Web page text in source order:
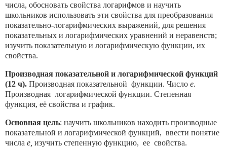
числа, обосновать свойства логарифмов и научить
школьников использовать эти свойства для преобразования
показательно-логарифмических выражений, для решения
показательных и логарифмических уравнений и неравенств;
изучить показательную и логарифмическую функции, их
свойства.
Производная показательной и логарифмической функций
(12 ч). Производная показательной функции. Число е.
Производная логарифмической функции. Степенная
функция, её свойства и график.
Основная цель: научить школьников находить производные
показательной и логарифмической функций, ввести понятие
числа е, изучить степенную функцию, ее свойства.